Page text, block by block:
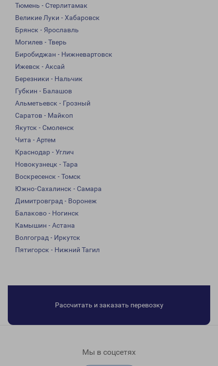
Тюмень - Стерлитамак
Великие Луки - Хабаровск
Брянск - Ярославль
Могилев - Тверь
Биробиджан - Нижневартовск
Ижевск - Аксай
Березники - Нальчик
Губкин - Балашов
Альметьевск - Грозный
Саратов - Майкоп
Якутск - Смоленск
Чита - Артем
Краснодар - Углич
Новокузнецк - Тара
Воскресенск - Томск
Южно-Сахалинск - Самара
Димитровград - Воронеж
Балаково - Ногинск
Камышин - Астана
Волгоград - Иркутск
Пятигорск - Нижний Тагил
Рассчитать и заказать перевозку
Мы в соцсетях